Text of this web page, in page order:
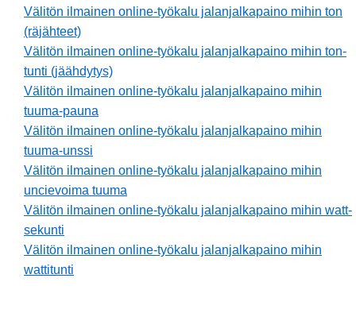
Välitön ilmainen online-työkalu jalanjalkapaino mihin ton
(räjähteet)
Välitön ilmainen online-työkalu jalanjalkapaino mihin ton-
tunti (jäähdytys)
Välitön ilmainen online-työkalu jalanjalkapaino mihin
tuuma-pauna
Välitön ilmainen online-työkalu jalanjalkapaino mihin
tuuma-unssi
Välitön ilmainen online-työkalu jalanjalkapaino mihin
uncievoima tuuma
Välitön ilmainen online-työkalu jalanjalkapaino mihin watt-
sekunti
Välitön ilmainen online-työkalu jalanjalkapaino mihin
wattitunti